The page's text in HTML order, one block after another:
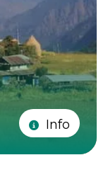
Info